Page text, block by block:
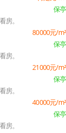
保亭
房。
80000元/m²
保亭
房。
21000元/m²
保亭
房。
40000元/m²
保亭
房。